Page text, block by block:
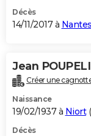
Décès
14/11/2017 à Nantes
Jean
Créer une
Naissance
19/02/1937 à Niort(
Décès